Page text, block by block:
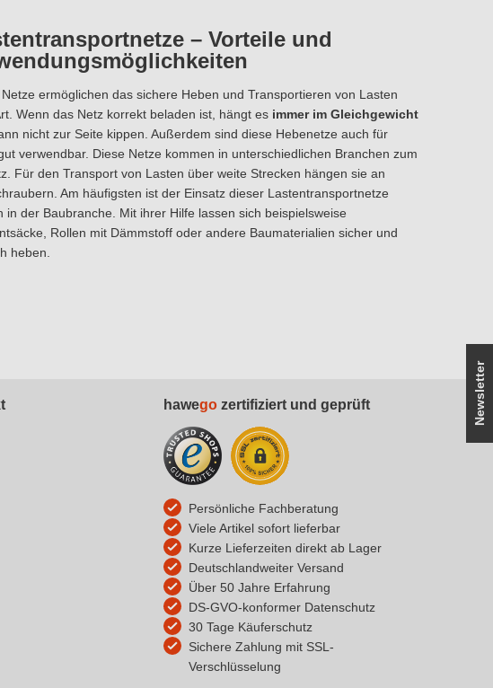
– Vorteile und
Netze ermöglichen das sichere Heben und Transportieren von Lasten
Wenn das Netz korrekt beladen ist, hängt es immer im Gleichgewicht
nicht zur Seite kippen. Außerdem sind diese Hebenetze auch für
verwendbar. Diese Netze kommen in unterschiedlichen Branchen zum
Für den Transport von Lasten über weite Strecken hängen sie an
Am häufigsten ist der Einsatz dieser Lastentransportnetze
in der Baubranche. Mit ihrer Hilfe lassen sich beispielsweise
Rollen mit Dämmstoff oder andere Baumaterialien sicher und
heben.
Newsletter
hawego zertifiziert und geprüft
Persönliche Fachberatung
Viele Artikel sofort lieferbar
Kurze Lieferzeiten direkt ab Lager
Deutschlandweiter Versand
Über 50 Jahre Erfahrung
DS-GVO-konformer Datenschutz
30 Tage Käuferschutz
Sichere Zahlung mit SSL-
Verschlüsselung